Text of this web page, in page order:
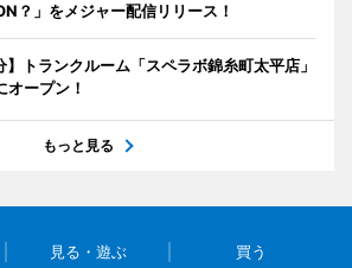
？」をメジャー配信リリース！
】トランクルーム「スペラボ錦糸町太平店」
ープン！
もっと見る
見る・遊ぶ 買う